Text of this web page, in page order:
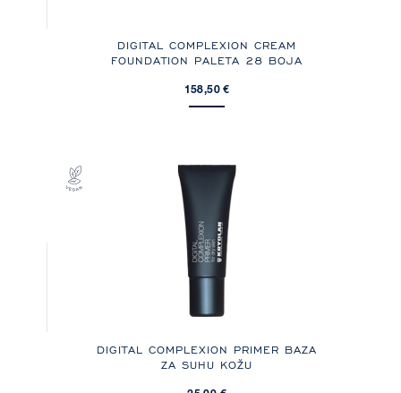
DIGITAL COMPLEXION CREAM
FOUNDATION PALETA 28 BOJA
158,50 €
DIGITAL COMPLEXION PRIMER BAZA
ZA SUHU KOŽU